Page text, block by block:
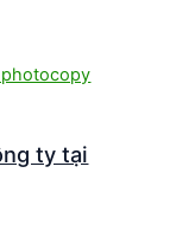
ty tại